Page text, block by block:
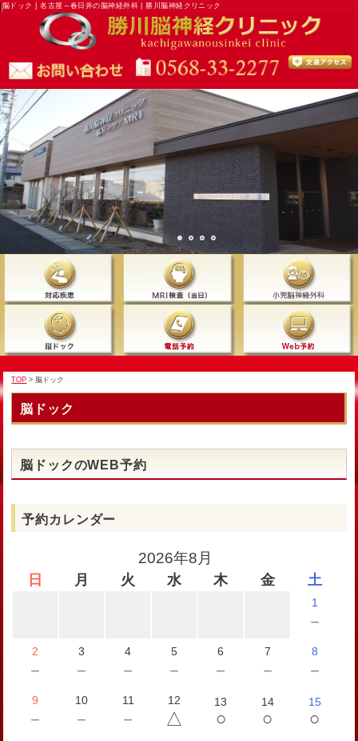
脳ドック | 名古屋～春日井の脳神経外科 | 勝川脳神経クリニック
TOP > 脳ドック
脳ドック
脳ドックのWEB予約
予約カレンダー
2026年8月
日 月 火 水 木 金 土
1
－
2
－
3
－
4
－
5
－
6
－
7
－
8
－
9
－
10
－
11
－
12
△
13
○
14
○
15
○